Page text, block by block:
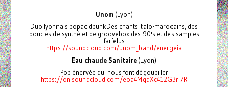
Unom (Lyon)
Duo lyonnais popacidpunkDes chants italo-marocains, des
boucles de synthé et de groovebox des 90's et des samples
farfelus
https://soundcloud.com/unom_band/energeia
Eau chaude Sanitaire (Lyon)
Pop énervée qui nous font dégoupiller
https://on.soundcloud.com/eoa4MqdXc412G3ri7R